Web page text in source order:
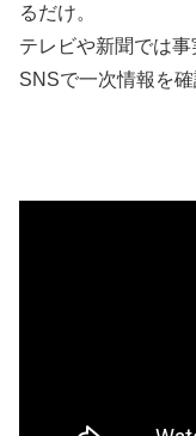
るだけ。
テレビや新聞では
SNSで一次情報を確